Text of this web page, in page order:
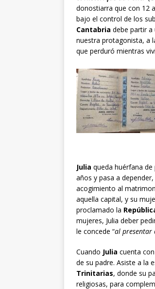
donostiarra que con 12
bajo el control de los
Cantabria debe partir
nuestra protagonista, a
que perduró mientras
Julia queda huérfana
años y pasa a
acogimiento al
aquella capital, y su
proclamado la
mujeres, Julia deber
le concede “al presentar
Cuando Julia cuenta
de su padre. Asiste a la
Trinitarias, donde su
religiosas, para